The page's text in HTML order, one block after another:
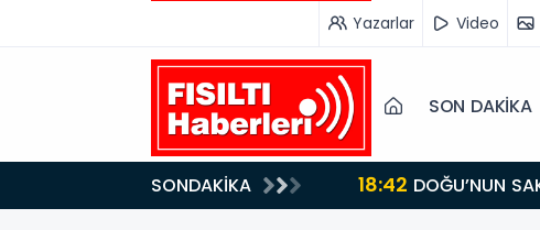
Yazarlar Video
SON DAKİKA
SONDAKİKA 18:42
KÜLTÜRÜNÜN